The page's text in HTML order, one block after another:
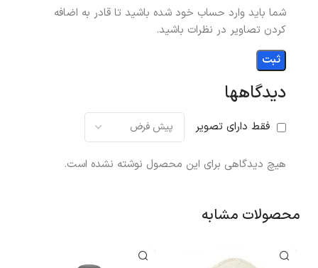
دیدگاهها
فقط دارای تصویر
هیچ دیدگاهی برای این محصول نوشته نشده است.
شما باید وارد حساب خود شده باشید تا قادر به اضافه
کردن تصاویر در نظرات باشید.
محصولات مشابه